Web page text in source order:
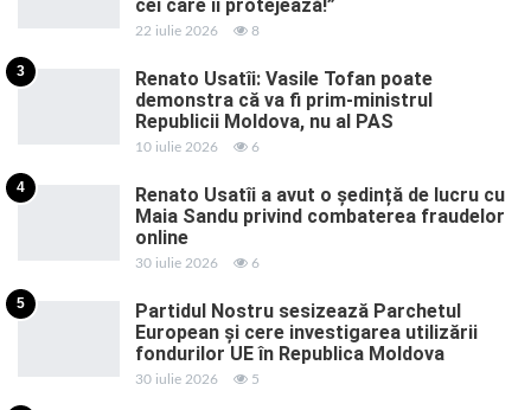
cei care îi protejează!”
22 iulie 2026 8
3
Renato Usatîi: Vasile Tofan poate
demonstra că va fi prim-ministrul
Republicii Moldova, nu al PAS
10 iulie 2026 6
4
Renato Usatîi a avut o ședință de lucru cu
Maia Sandu privind combaterea fraudelor
online
30 iulie 2026 6
5
Partidul Nostru sesizează Parchetul
European și cere investigarea utilizării
fondurilor UE în Republica Moldova
30 iulie 2026 5